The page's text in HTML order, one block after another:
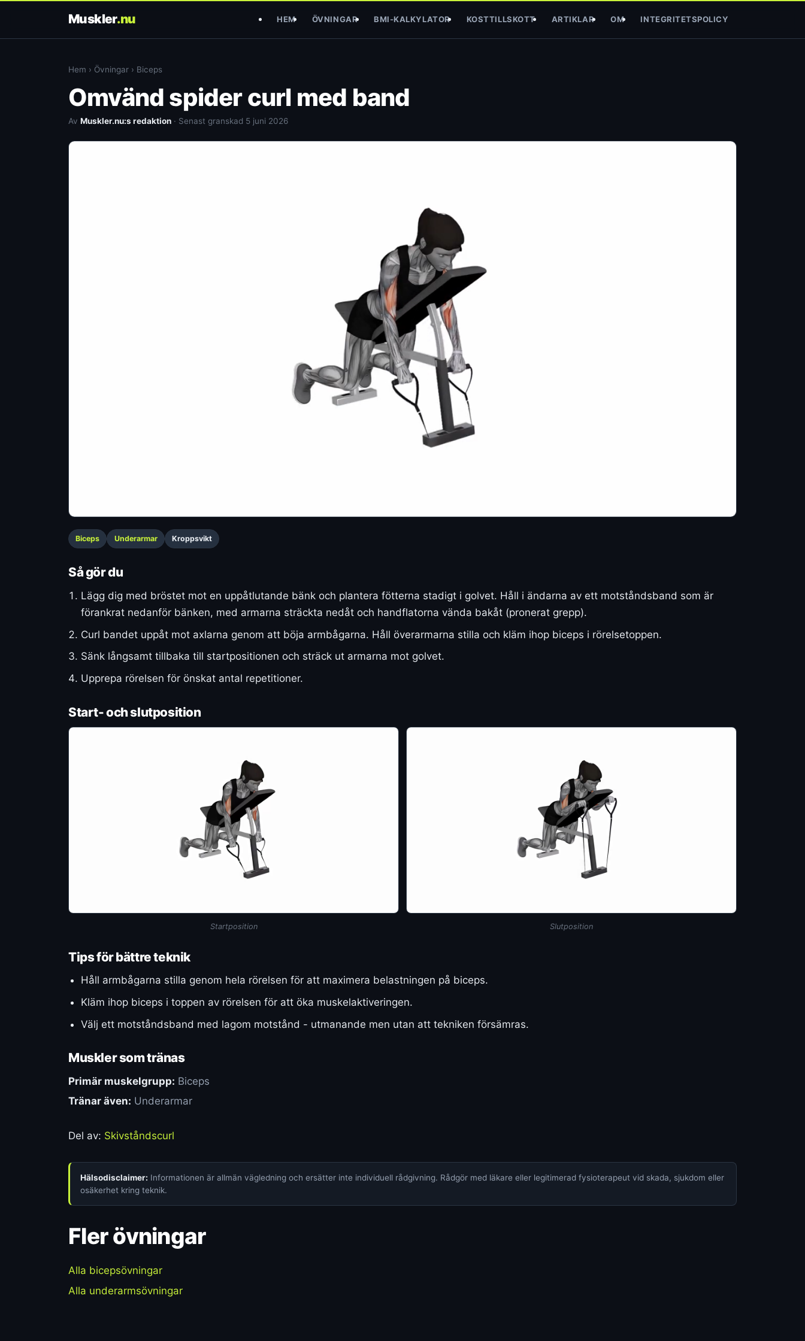
Muskler.nu HEM ÖVNINGAR BMI-KALKYLATOR KOSTTILLSKOTT ARTIKLAR OM INTEGRITETSPOLICY
Hem › Övningar › Biceps
Omvänd spider curl med band
Av Muskler.nu:s redaktion · Senast granskad 5 juni 2026
Biceps Underarmar Kroppsvikt
Så gör du
Lägg dig med bröstet mot en uppåtlutande bänk och plantera fötterna stadigt i golvet. Håll i ändarna av ett motståndsband som är
förankrat nedanför bänken, med armarna sträckta nedåt och handflatorna vända bakåt (pronerat grepp).
Curl bandet uppåt mot axlarna genom att böja armbågarna. Håll överarmarna stilla och kläm ihop biceps i rörelsetoppen.
Sänk långsamt tillbaka till startpositionen och sträck ut armarna mot golvet.
Upprepa rörelsen för önskat antal repetitioner.
Start- och slutposition
Startposition Slutposition
Tips för bättre teknik
Håll armbågarna stilla genom hela rörelsen för att maximera belastningen på biceps.
Kläm ihop biceps i toppen av rörelsen för att öka muskelaktiveringen.
Välj ett motståndsband med lagom motstånd - utmanande men utan att tekniken försämras.
Muskler som tränas
Primär muskelgrupp: Biceps
Tränar även: Underarmar
Del av: Skivståndscurl
Hälsodisclaimer: Informationen är allmän vägledning och ersätter inte individuell rådgivning. Rådgör med läkare eller legitimerad fysioterapeut vid skada, sjukdom eller
osäkerhet kring teknik.
Fler övningar
Alla bicepsövningar
Alla underarmsövningar